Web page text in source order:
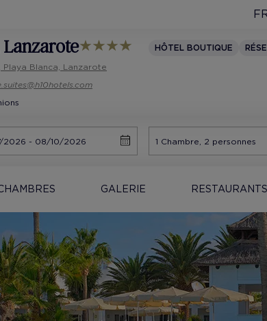
Lanzarote HÔTEL BOUTIQUE
Playa Blanca, Lanzarote
GALERIE RESTAURANTS